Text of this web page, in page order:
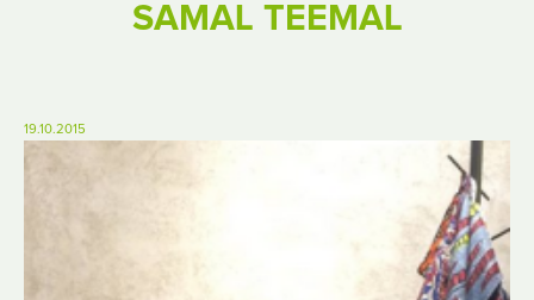
SAMAL TEEMAL
19.10.2015